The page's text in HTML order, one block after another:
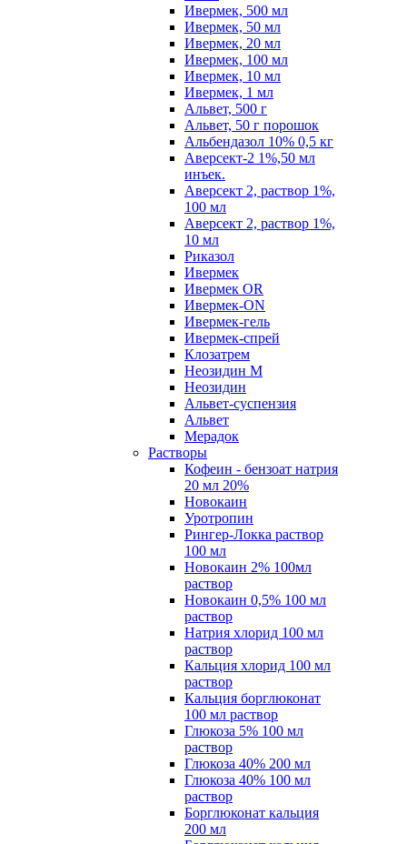
Ивермек, 500 мл
Ивермек, 50 мл
Ивермек, 20 мл
Ивермек, 100 мл
Ивермек, 10 мл
Ивермек, 1 мл
Альвет, 500 г
Альвет, 50 г порошок
Альбендазол 10% 0,5 кг
Аверсект-2 1%,50 мл
инъек.
Аверсект 2, раствор 1%,
100 мл
Аверсект 2, раствор 1%,
10 мл
Риказол
Ивермек
Ивермек OR
Ивермек-ON
Ивермек-гель
Ивермек-спрей
Клозатрем
Неозидин М
Неозидин
Альвет-суспензия
Альвет
Мерадок
Растворы
Кофеин - бензоат натрия
20 мл 20%
Новокаин
Уротропин
Рингер-Локка раствор
100 мл
Новокаин 2% 100мл
раствор
Новокаин 0,5% 100 мл
раствор
Натрия хлорид 100 мл
раствор
Кальция хлорид 100 мл
раствор
Кальция борглюконат
100 мл раствор
Глюкоза 5% 100 мл
раствор
Глюкоза 40% 200 мл
Глюкоза 40% 100 мл
раствор
Борглюконат кальция
200 мл